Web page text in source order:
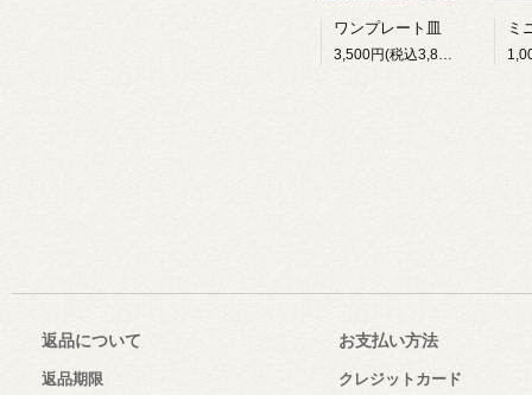
ワンプレート皿
3,500円(税込3,850円)
返品について
返品期限
お支払い方法
クレジットカード